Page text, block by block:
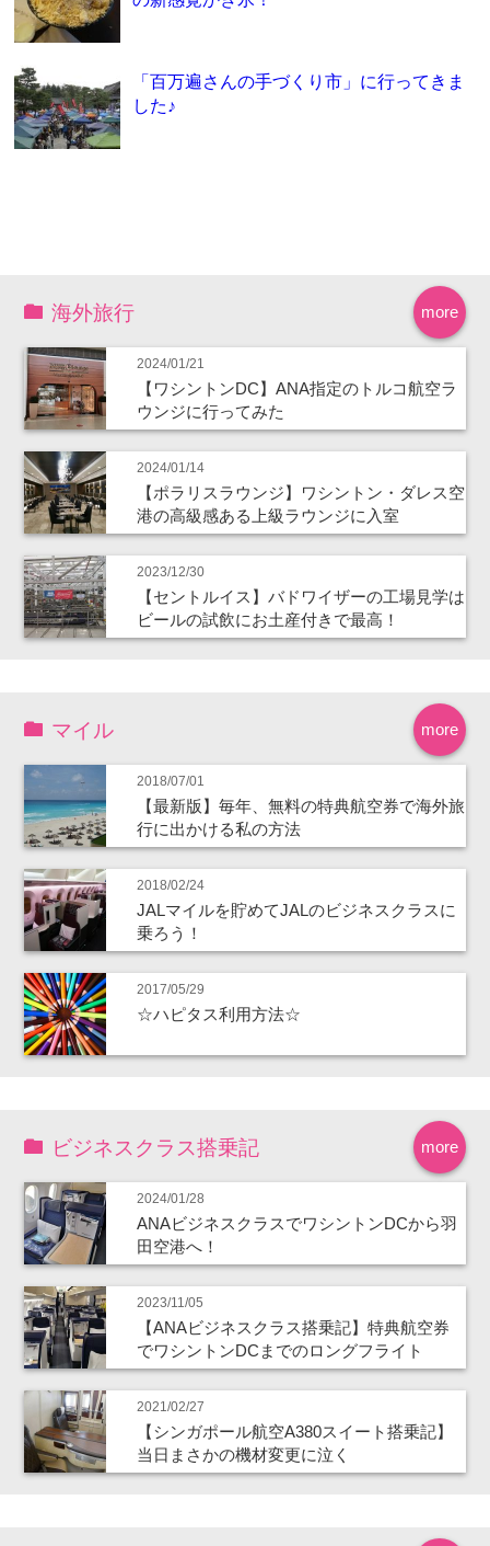
「百万遍さんの手づくり市」に行ってきま
した♪
more
海外旅行
2024/01/21
【ワシントンDC】ANA指定のトルコ航空ラ
ウンジに行ってみた
2024/01/14
【ポラリスラウンジ】ワシントン・ダレス空
港の高級感ある上級ラウンジに入室
2023/12/30
【セントルイス】バドワイザーの工場見学は
ビールの試飲にお土産付きで最高！
more
マイル
2018/07/01
【最新版】毎年、無料の特典航空券で海外旅
行に出かける私の方法
2018/02/24
JALマイルを貯めてJALのビジネスクラスに
乗ろう！
2017/05/29
☆ハピタス利用方法☆
more
ビジネスクラス搭乗記
2024/01/28
ANAビジネスクラスでワシントンDCから羽
田空港へ！
2023/11/05
【ANAビジネスクラス搭乗記】特典航空券
でワシントンDCまでのロングフライト
2021/02/27
【シンガポール航空A380スイート搭乗記】
当日まさかの機材変更に泣く